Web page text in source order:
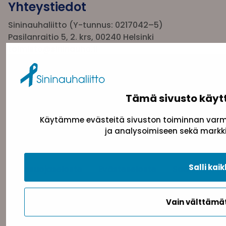
Tämä sivusto
Käytämme evästeitä sivuston toiminnan
ja analysoimiseen sekä
Vain
Salli
Yhteystiedot
Sininauhaliitto (Y-tunnus: 0217042–5)
Pasilanraitio 5, 2. krs, 00240 Helsinki